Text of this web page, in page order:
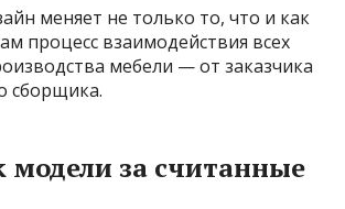
меняет не только то, что и как
процесс взаимодействия всех
мебели — от заказчика
сборщика.
модели за считанные